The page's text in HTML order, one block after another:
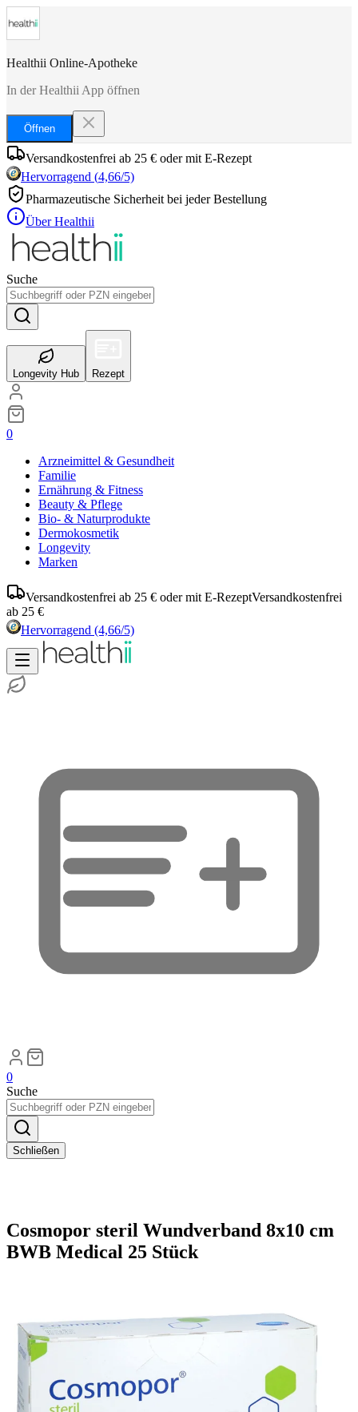
Healthii Online-Apotheke
In der Healthii App öffnen
Öffnen
Versandkostenfrei ab 25 € oder mit E-Rezept
Hervorragend (4,66/5)
Pharmazeutische Sicherheit bei jeder Bestellung
Über Healthii
Suche
Longevity Hub Rezept
0
Arzneimittel & Gesundheit
Familie
Ernährung & Fitness
Beauty & Pflege
Bio- & Naturprodukte
Dermokosmetik
Longevity
Marken
Versandkostenfrei ab 25 € oder mit E-RezeptVersandkostenfrei
ab 25 €
Hervorragend (4,66/5)
0
Suche
Schließen
Cosmopor steril Wundverband 8x10 cm
BWB Medical 25 Stück